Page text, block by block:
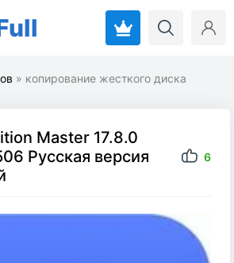
» копирование жесткого диска
Master 17.8.0
Русская версия
6